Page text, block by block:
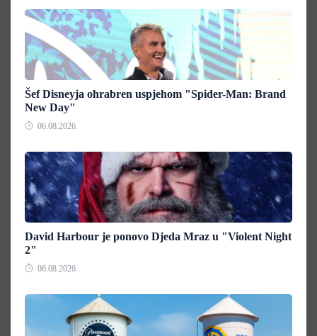
Šef Disneyja ohrabren uspjehom "Spider-Man: Brand
New Day"
06.08.2026.
David Harbour je ponovo Djeda Mraz u "Violent Night
2"
06.08.2026.